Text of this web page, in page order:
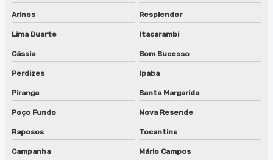
Tanque para limpeza de peças
Arinos Resplendor
Lima Duarte Itacarambi
Cássia Bom Sucesso
Perdizes Ipaba
Piranga Santa Margarida
Poço Fundo Nova Resende
Raposos Tocantins
Campanha Mário Campos